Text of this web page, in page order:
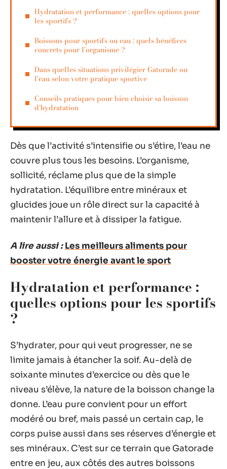
Hydratation et performance : quelles options pour
les sportifs ?
Boissons pour sportifs ou eau : quels bénéfices
concrets pour l’organisme ?
Dans quelles situations privilégier Gatorade ou
l’eau selon votre pratique sportive
Conseils pratiques pour bien choisir sa boisson
d’hydratation
Dès que l’activité s’intensifie ou s’étire, l’eau ne
couvre plus tous les besoins. L’organisme,
sollicité, réclame plus que de la simple
hydratation. L’équilibre entre minéraux et
glucides joue un rôle direct sur la capacité à
maintenir l’allure et à dissiper la fatigue.
A lire aussi : Les meilleurs aliments pour
booster votre énergie avant le sport
Hydratation et performance :
quelles options pour les sportifs
?
S’hydrater, pour qui veut progresser, ne se
limite jamais à étancher la soif. Au-delà de
soixante minutes d’exercice ou dès que le
niveau s’élève, la nature de la boisson change la
donne. L’eau pure convient pour un effort
modéré ou bref, mais passé un certain cap, le
corps puise aussi dans ses réserves d’énergie et
ses minéraux. C’est sur ce terrain que Gatorade
entre en jeu, aux côtés des autres boissons